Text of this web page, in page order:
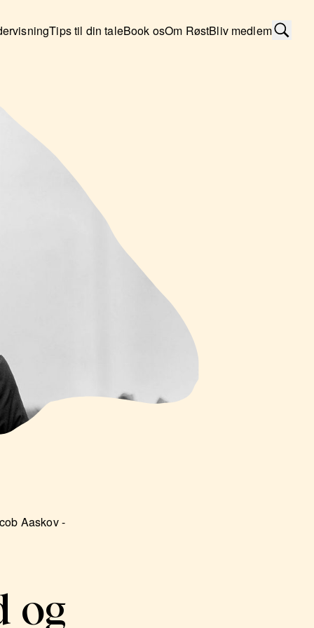
Tips til din taleBook osOm RøstBliv medlem
Aaskov -
og